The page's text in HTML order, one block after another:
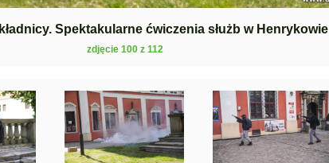
Spektakularne ćwiczenia służb w Henrykowie
zdjęcie 100 z 112